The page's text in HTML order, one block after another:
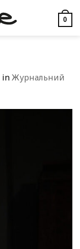
0
inЖурнальний